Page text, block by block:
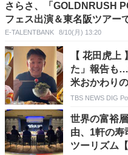
さらさ、「GOLDNRUSH
フェス出演＆東名阪ツアー
E-TALENTBANK 8/10(月) 13:20
【 花田虎
た」報告も
米おかわり
TBS NEWS DIG
世界の富裕
由、1軒の寿
ツーリズム